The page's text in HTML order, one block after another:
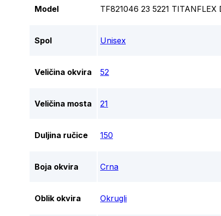
Model TF821046 23 5221 TITANFLEX
Spol Unisex
Veličina okvira 52
Veličina mosta 21
Duljina ručice 150
Boja okvira Crna
Oblik okvira Okrugli